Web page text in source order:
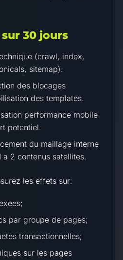
30 jours
(crawl, index,
sitemap).
des blocages
des templates.
performance mobile
potentiel.
du maillage interne
a 2 contenus satellites.
les effets sur:
par groupe de pages;
transactionnelles;
sur les pages